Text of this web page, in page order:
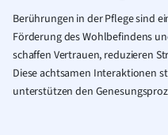
Berührungen in der Pflege sind
Förderung des Wohlbefindens
schaffen Vertrauen, reduzieren
Diese achtsamen Interaktionen
unterstützen den